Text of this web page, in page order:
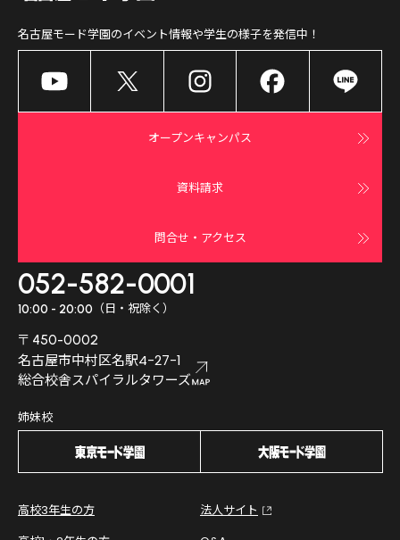
名古屋モード学園のイベント情報や学生の様子を発信中！
オープンキャンパス
資料請求
問合せ・アクセス
052-582-0001
10:00 - 20:00 （日・祝除く）
〒450-0002
名古屋市中村区名駅4-27-1
総合校舎スパイラルタワーズ
姉妹校
高校3年生の方
法人サイト